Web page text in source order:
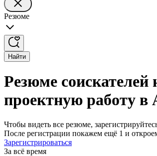
Резюме
Найти
Резюме соискателей
проектную работу в
Чтобы видеть все резюме,
После регистрации покажем ещё 1 и
Зарегистрироваться
За всё время